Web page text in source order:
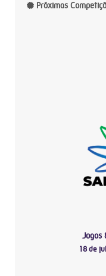
Próximas
Jogos
18 de